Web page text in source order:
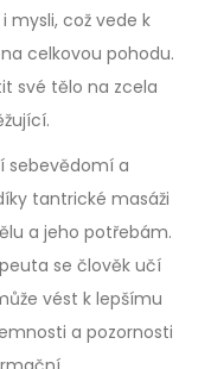
mysli, což vede k
celkovou pohodu.
své tělo na zcela
sebevědomí a
tantrické masáži
a jeho potřebám.
se člověk učí
vést k lepšímu
a pozornosti